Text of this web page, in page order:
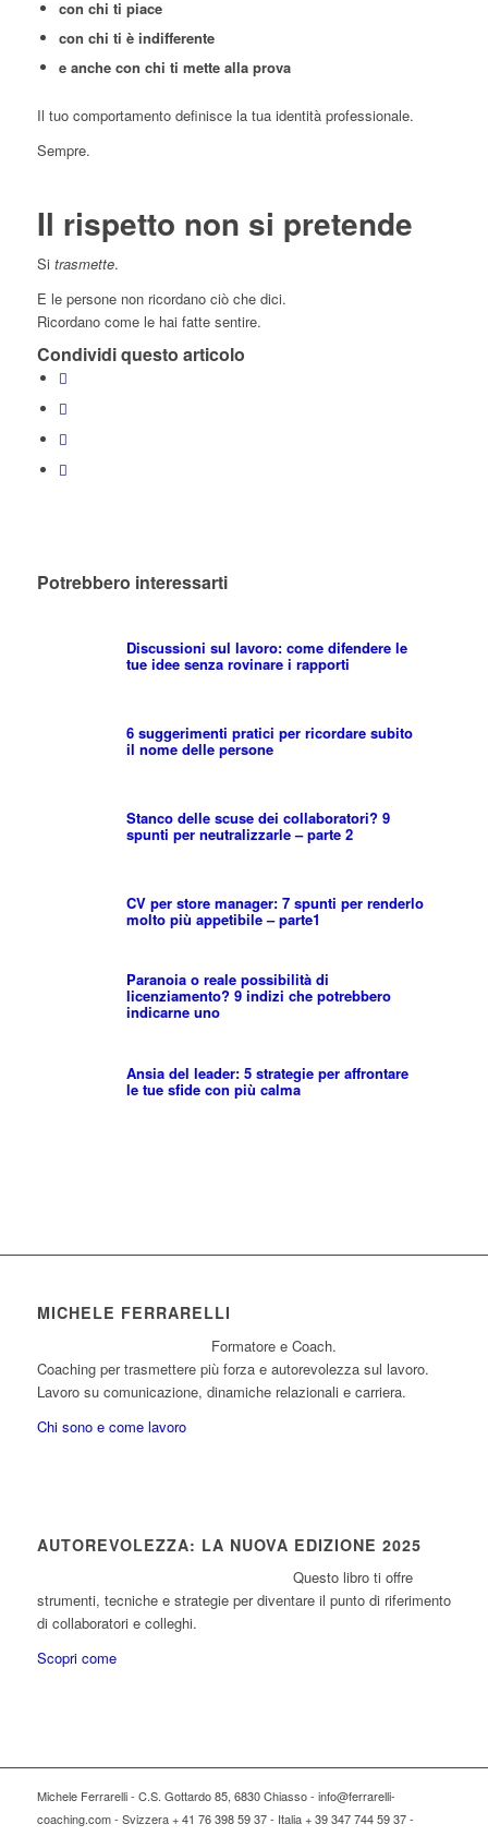
con chi ti piace
con chi ti è indifferente
e anche con chi ti mette alla prova
Il tuo comportamento definisce la tua identità professionale.
Sempre.
Il rispetto non si pretende
Si trasmette.
E le persone non ricordano ciò che dici.
Ricordano come le hai fatte sentire.
Condividi questo articolo
Potrebbero interessarti
Discussioni sul lavoro: come difendere le
tue idee senza rovinare i rapporti
6 suggerimenti pratici per ricordare subito
il nome delle persone
Stanco delle scuse dei collaboratori? 9
spunti per neutralizzarle – parte 2
CV per store manager: 7 spunti per renderlo
molto più appetibile – parte1
Paranoia o reale possibilità di
licenziamento? 9 indizi che potrebbero
indicarne uno
Ansia del leader: 5 strategie per affrontare
le tue sfide con più calma
MICHELE FERRARELLI
Formatore e Coach.
Coaching per trasmettere più forza e autorevolezza sul lavoro.
Lavoro su comunicazione, dinamiche relazionali e carriera.
Chi sono e come lavoro
AUTOREVOLEZZA: LA NUOVA EDIZIONE 2025
Questo libro ti offre
strumenti, tecniche e strategie per diventare il punto di riferimento
di collaboratori e colleghi.
Scopri come
Michele Ferrarelli - C.S. Gottardo 85, 6830 Chiasso - info@ferrarelli-
coaching.com - Svizzera + 41 76 398 59 37 - Italia + 39 347 744 59 37 -